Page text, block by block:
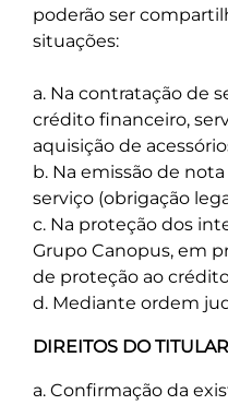
poderão ser
situações:
a. Na contratação de
crédito financeiro,
aquisição de
b. Na emissão de
serviço (obrigação
c. Na proteção dos
Grupo Canopus, em
de proteção ao
d. Mediante ordem
DIREITOS DO
a. Confirmação da